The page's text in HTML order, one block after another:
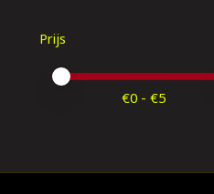
Prijs
Minimale prijswaarde
Price maximum value
€0 - €5